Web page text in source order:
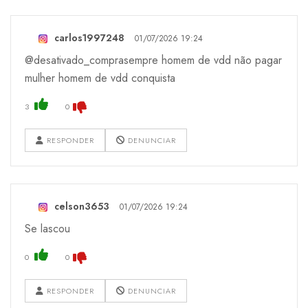
carlos1997248 01/07/2026 19:24
@desativado_comprasempre homem de vdd não pagar
mulher homem de vdd conquista
3 0
RESPONDER DENUNCIAR
celson3653 01/07/2026 19:24
Se lascou
0 0
RESPONDER DENUNCIAR